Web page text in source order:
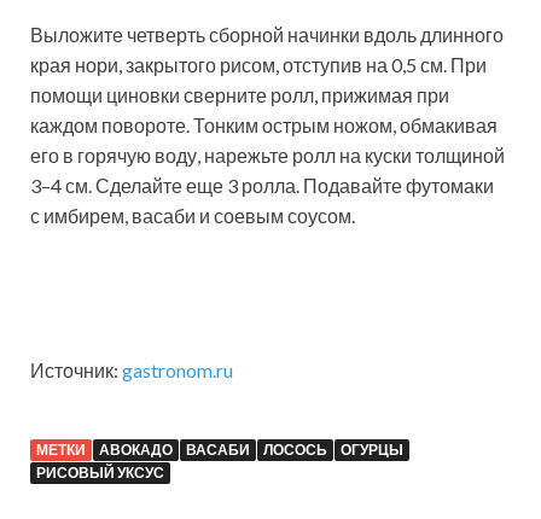
Выложите четверть сборной начинки­ вдоль длинного
края нори,­ закрытого рисом, отступив на 0,5 см. При
помощи циновки сверните ролл, прижимая при
каждом повороте. Тонким острым ножом, обмакивая
его в горячую воду, нарежьте ролл на куски толщиной
3–4 см. Сделайте­ еще 3 ролла. Подавайте футомаки
с имбирем, васаби и соевым соусом.­
Источник: gastronom.ru
МЕТКИ АВОКАДО ВАСАБИ ЛОСОСЬ
ОГУРЦЫ
РИСОВЫЙ УКСУС